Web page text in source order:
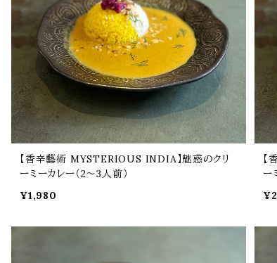
【香辛藝術 MYSTERIOUS INDIA】魅惑のクリ
ーミーカレー（2～3人前）
¥1,980
ー